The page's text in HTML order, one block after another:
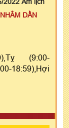
NHÂM DẦN
(9:00-
18:59),Hợi